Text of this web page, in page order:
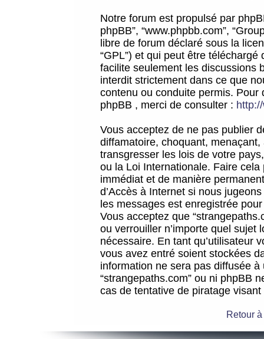
Notre forum est propulsé par
phpBB”, “www.phpbb.com”,
libre de forum déclaré sous la
“GPL”) et qui peut être téléchargé
facilite seulement les discussions
interdit strictement dans ce que
contenu ou conduite permis.
phpBB , merci de consulter :
Vous acceptez de ne pas publier
diffamatoire, choquant,
transgresser les lois de votre
ou la Loi Internationale. Faire
immédiat et de manière
d’Accès à Internet si nous
les messages est enregistrée
Vous acceptez que
ou verrouiller n’importe quel sujet
nécessaire. En tant qu’utilisateur
vous avez entré soient stockées
information ne sera pas diffusée
“strangepaths.com” ou ni phpBB
cas de tentative de piratage
Retour